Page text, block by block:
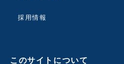
採用情報
このサイトについて